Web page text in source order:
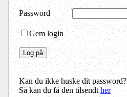
Password
Gem login
Kan du ikke huske dit password?
Så kan du få den tilsendther